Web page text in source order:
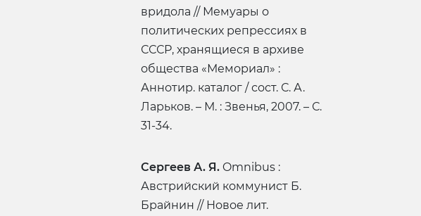
вридола // Мемуары о
политических репрессиях в
СССР, хранящиеся в архиве
общества «Мемориал» :
Аннотир. каталог / сост. С. А.
Ларьков. – М. : Звенья, 2007. – С.
31-34.
Сергеев А. Я. Omnibus :
Австрийский коммунист Б.
Брайнин // Новое лит.